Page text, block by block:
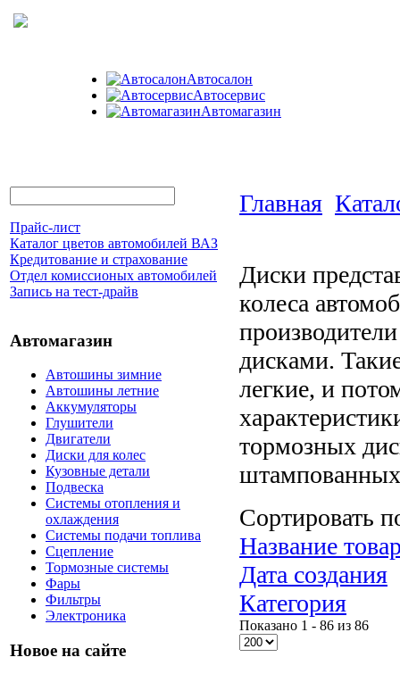
Автосалон
Автосервис
Автомагазин
Прайс-лист
Каталог цветов автомобилей ВАЗ
Кредитование и страхование
Отдел комиссионых автомобилей
Запись на тест-драйв
Автомагазин
Автошины зимние
Автошины летние
Аккумуляторы
Глушители
Двигатели
Диски для колес
Кузовные детали
Подвеска
Системы отопления и
охлаждения
Системы подачи топлива
Сцепление
Тормозные системы
Фары
Фильтры
Электроника
Новое на сайте
Главная
Диски
колеса
дисками.
легкие, и
тормозных
штампованных
Сортировать
Название
Дата создания
Категория
Показано 1 - 86 из 86